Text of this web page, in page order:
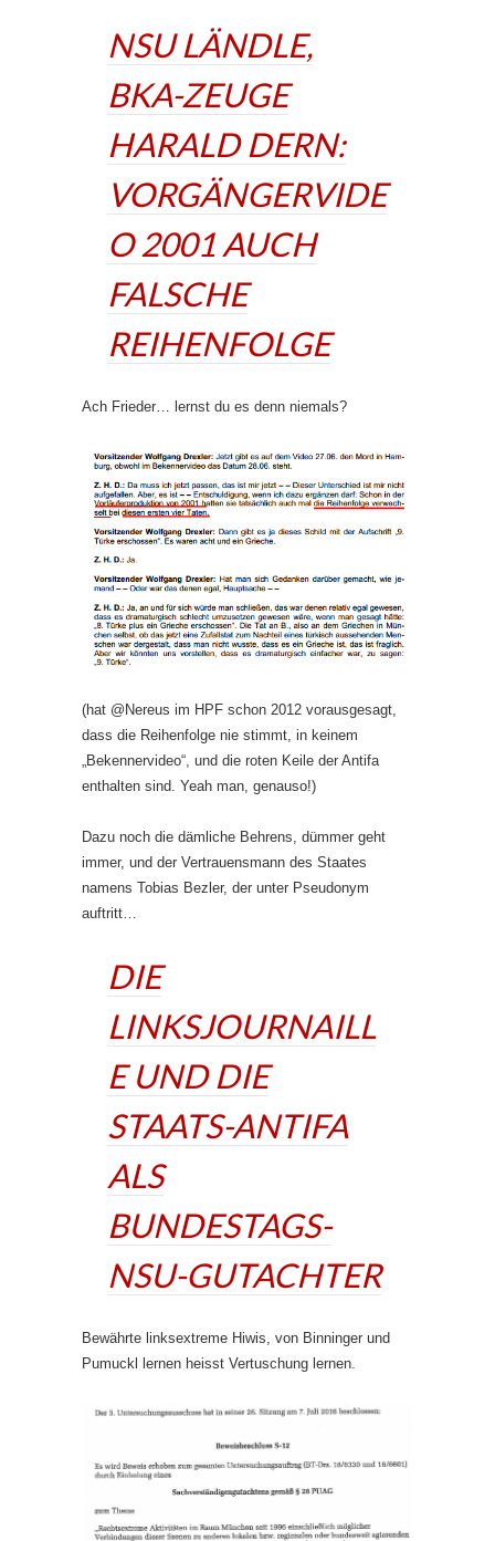
NSU LÄNDLE,
BKA-ZEUGE
HARALD DERN:
VORGÄNGERVIDE
O 2001 AUCH
FALSCHE
REIHENFOLGE
Ach Frieder… lernst du es denn niemals?
(hat @Nereus im HPF schon 2012 vorausgesagt,
dass die Reihenfolge nie stimmt, in keinem
„Bekennervideo“, und die roten Keile der Antifa
enthalten sind. Yeah man, genauso!)
Dazu noch die dämliche Behrens, dümmer geht
immer, und der Vertrauensmann des Staates
namens Tobias Bezler, der unter Pseudonym
auftritt…
DIE
LINKSJOURNAILL
E UND DIE
STAATS-ANTIFA
ALS
BUNDESTAGS-
NSU-GUTACHTER
Bewährte linksextreme Hiwis, von Binninger und
Pumuckl lernen heisst Vertuschung lernen.